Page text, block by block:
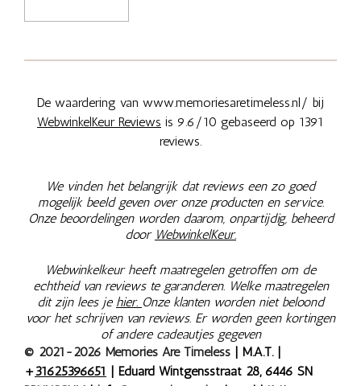
De waardering van www.memoriesaretimeless.nl/ bij
WebwinkelKeur Reviews is 9.6/10 gebaseerd op 1391
reviews.
We vinden het belangrijk dat reviews een zo goed
mogelijk beeld geven over onze producten en service.
Onze beoordelingen worden daarom, onpartijdig, beheerd
door WebwinkelKeur.
Webwinkelkeur heeft maatregelen getroffen om de
echtheid van reviews te garanderen. Welke maatregelen
dit zijn lees je hier. Onze klanten worden niet beloond
voor het schrijven van reviews. Er worden geen kortingen
of andere cadeautjes gegeven
© 2021-2026 Memories Are Timeless | M.A.T. |
+31625396651 | Eduard Wintgensstraat 28, 6446 SN